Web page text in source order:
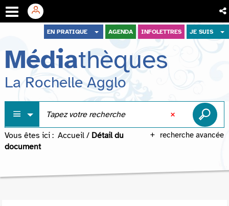
menu
contenu
recherche
EN PRATIQUE AGENDA INFOLETTRES JE SUIS
Médiathèques
La Rochelle Agglo
recherche avancée
Vous êtes ici : Accueil / Détail du
document